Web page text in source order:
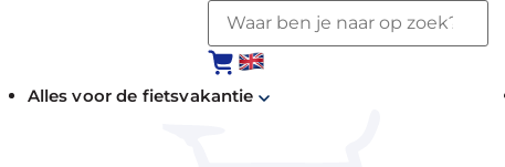
Alles voor de fietsvakantie